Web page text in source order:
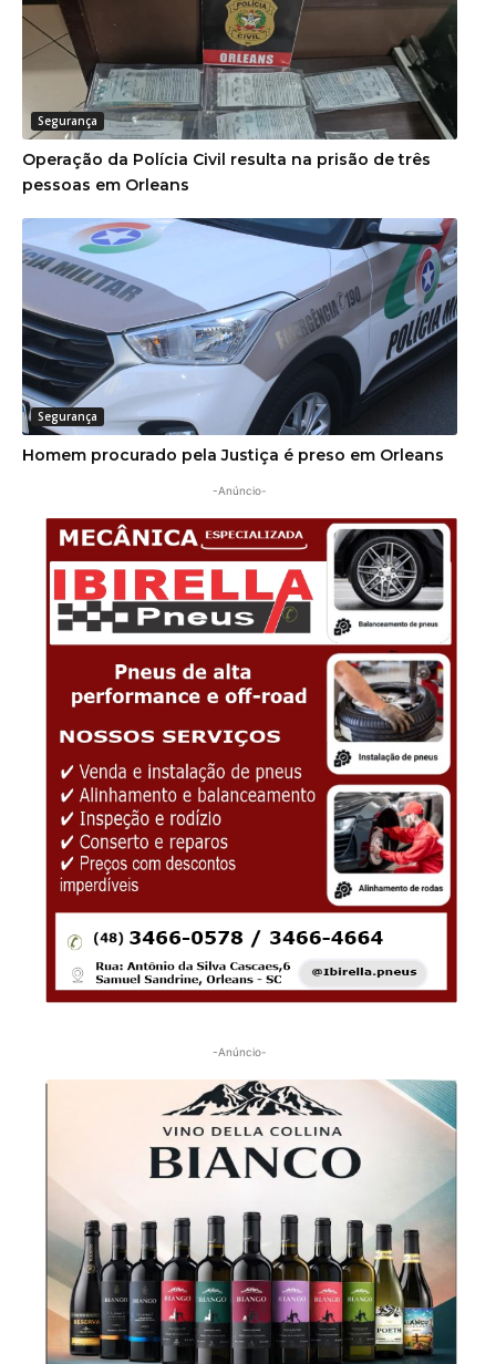
Segurança
Operação da Polícia Civil resulta na prisão de três
pessoas em Orleans
Segurança
Homem procurado pela Justiça é preso em Orleans
-Anúncio-
-Anúncio-